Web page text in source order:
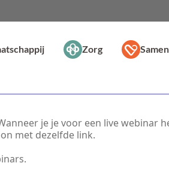
Zorg
je je voor een live webinar
met dezelfde link.